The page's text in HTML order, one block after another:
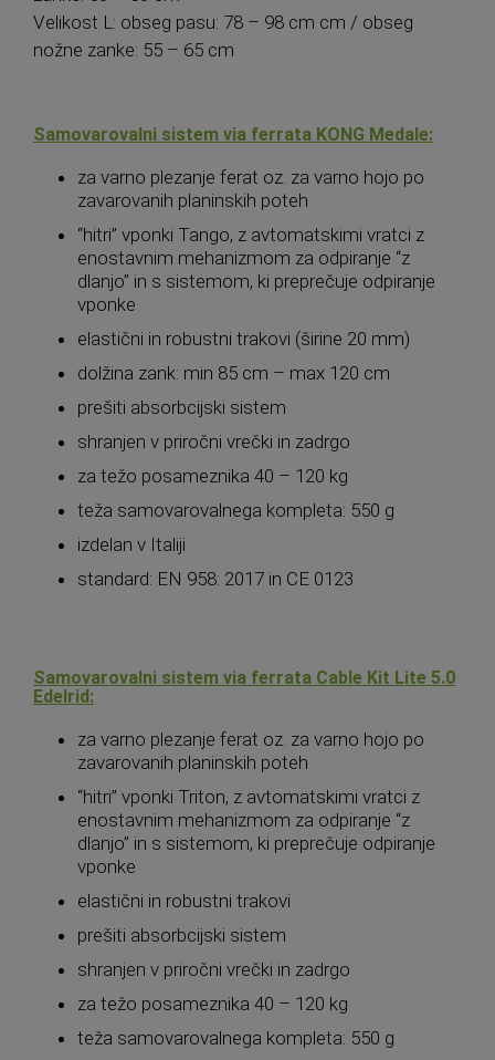
Velikost L: obseg pasu: 78 – 98 cm cm / obseg
nožne zanke: 55 – 65 cm
Samovarovalni sistem via ferrata KONG Medale:
za varno plezanje ferat oz. za varno hojo po
zavarovanih planinskih poteh
“hitri” vponki Tango, z avtomatskimi vratci z
enostavnim mehanizmom za odpiranje “z
dlanjo” in s sistemom, ki preprečuje odpiranje
vponke
elastični in robustni trakovi (širine 20 mm)
dolžina zank: min 85 cm – max 120 cm
prešiti absorbcijski sistem
shranjen v priročni vrečki in zadrgo
za težo posameznika 40 – 120 kg
teža samovarovalnega kompleta: 550 g
izdelan v Italiji
standard: EN 958: 2017 in CE 0123
Samovarovalni sistem via ferrata Cable Kit Lite 5.0
Edelrid:
za varno plezanje ferat oz. za varno hojo po
zavarovanih planinskih poteh
“hitri” vponki Triton, z avtomatskimi vratci z
enostavnim mehanizmom za odpiranje “z
dlanjo” in s sistemom, ki preprečuje odpiranje
vponke
elastični in robustni trakovi
prešiti absorbcijski sistem
shranjen v priročni vrečki in zadrgo
za težo posameznika 40 – 120 kg
teža samovarovalnega kompleta: 550 g